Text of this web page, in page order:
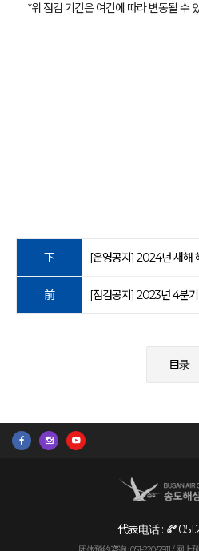
*위 점검 기간은 여건에 따라 변동될 수
下 [운영공지] 2024년 새해
前 [점검공지] 2023년 4분
目录
代表电话 :